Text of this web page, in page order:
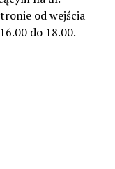
od wejścia
do 18.00.